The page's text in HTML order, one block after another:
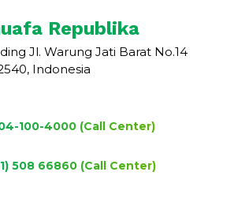
Republika
Jl. Warung Jati Barat No.14
Indonesia
100-4000 (Call Center)
508 66860 (Call Center)